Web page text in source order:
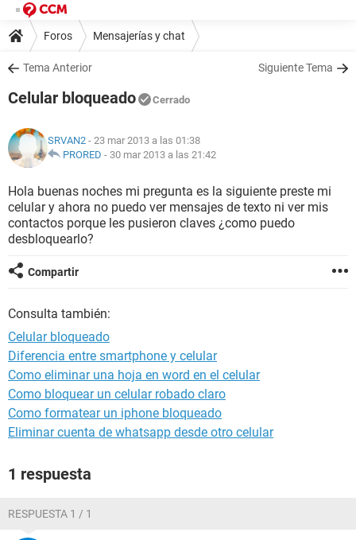
Foros Mensajerías y chat
Tema Anterior Siguiente Tema
Celular bloqueado Cerrado
SRVAN2 - 23 mar 2013 a las 01:38
PRORED - 30 mar 2013 a las 21:42
Hola buenas noches mi pregunta es la siguiente preste mi
celular y ahora no puedo ver mensajes de texto ni ver mis
contactos porque les pusieron claves ¿como puedo
desbloquearlo?
Compartir
Consulta también:
Celular bloqueado
Diferencia entre smartphone y celular
Como eliminar una hoja en word en el celular
Como bloquear un celular robado claro
Como formatear un iphone bloqueado
Eliminar cuenta de whatsapp desde otro celular
1 respuesta
RESPUESTA 1 / 1